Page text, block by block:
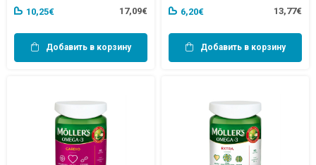
10,25€
17,09€
Добавить в корзину
6,20€
13,77€
Добавить в корзину